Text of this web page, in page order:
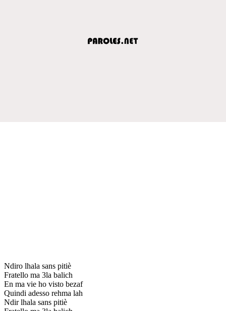
Ndiro lhala sans pitiè
Fratello ma 3la balich
En ma vie ho visto bezaf
Quindi adesso rehma lah
Ndir lhala sans pitiè